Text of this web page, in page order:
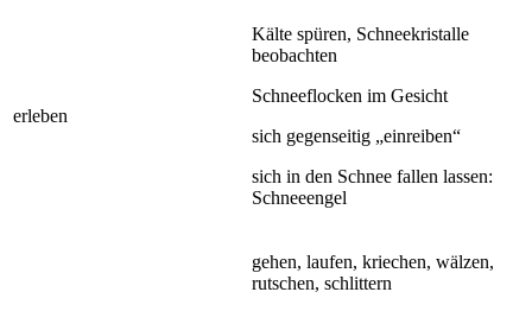
erleben
Kälte spüren, Schneekristalle
beobachten
Schneeflocken im Gesicht
sich gegenseitig „einreiben“
sich in den Schnee fallen lassen:
Schneeengel
gehen, laufen, kriechen, wälzen,
rutschen, schlittern